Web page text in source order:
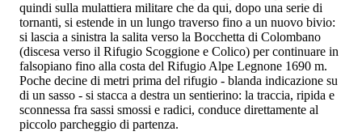
quindi sulla mulattiera militare che da qui, dopo una serie di
tornanti, si estende in un lungo traverso fino a un nuovo bivio:
si lascia a sinistra la salita verso la Bocchetta di Colombano
(discesa verso il Rifugio Scoggione e Colico) per continuare in
falsopiano fino alla costa del Rifugio Alpe Legnone 1690 m.
Poche decine di metri prima del rifugio - blanda indicazione su
di un sasso - si stacca a destra un sentierino: la traccia, ripida e
sconnessa fra sassi smossi e radici, conduce direttamente al
piccolo parcheggio di partenza.